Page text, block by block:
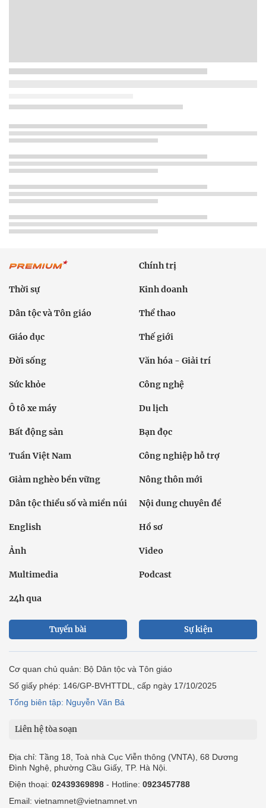
Chính trị
Thời sự Kinh doanh
Dân tộc và Tôn giáo Thể thao
Giáo dục Thế giới
Đời sống Văn hóa - Giải trí
Sức khỏe Công nghệ
Ô tô xe máy Du lịch
Bất động sản Bạn đọc
Tuần Việt Nam Công nghiệp hỗ trợ
Giảm nghèo bền vững Nông thôn mới
Dân tộc thiểu số và miền núi Nội dung chuyên đề
English Hồ sơ
Ảnh Video
Multimedia Podcast
24h qua
Tuyến bài Sự kiện
Cơ quan chủ quản: Bộ Dân tộc và Tôn giáo
Số giấy phép: 146/GP-BVHTTDL, cấp ngày 17/10/2025
Tổng biên tập: Nguyễn Văn Bá
Liên hệ tòa soạn
Địa chỉ: Tầng 18, Toà nhà Cục Viễn thông (VNTA), 68 Dương
Đình Nghệ, phường Cầu Giấy, TP. Hà Nội.
Điện thoại: 02439369898 - Hotline: 0923457788
Email: vietnamnet@vietnamnet.vn